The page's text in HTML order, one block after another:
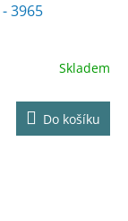
3965
Skladem
Do košíku